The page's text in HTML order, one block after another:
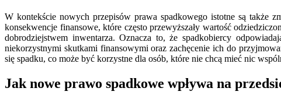
W kontekście nowych przepisów prawa spadkowego istotne są także
konsekwencje finansowe, które często przewyższały wartość
dobrodziejstwem inwentarza. Oznacza to, że spadkobiercy
niekorzystnymi skutkami finansowymi oraz zachęcenie ich do
się spadku, co może być korzystne dla osób, które nie chcą mieć nic
Jak nowe prawo spadkowe wpływa na